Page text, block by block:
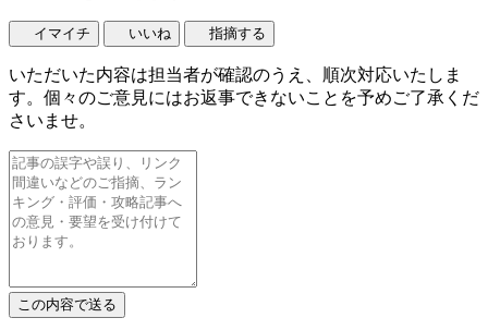
イマイチ いいね 指摘する
いただいた内容は担当者が確認のうえ、順次対応いたしま
す。個々のご意見にはお返事できないことを予めご了承くだ
さいませ。